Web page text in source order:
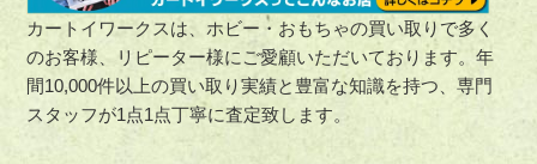
カートイワークスは、ホビー・おもちゃの買い取りで多く
のお客様、リピーター様にご愛顧いただいております。年
間10,000件以上の買い取り実績と豊富な知識を持つ、専門
スタッフが1点1点丁寧に査定致します。